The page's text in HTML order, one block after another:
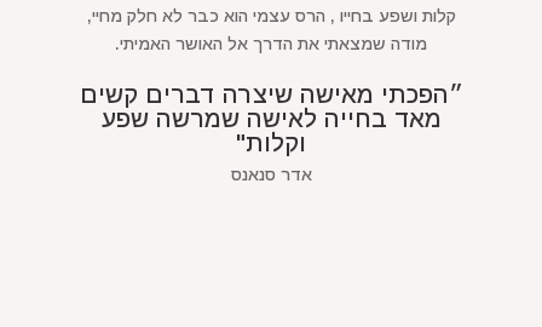
קלות ושפע בחייו , הרס עצמי הוא כבר לא חלק מחיי,
מודה שמצאתי את הדרך אל האושר האמיתי.
״הפכתי מאישה שיצרה דברים קשים
מאד בחייה לאישה שמרשה שפע
וקלות"
אדר סנאנס